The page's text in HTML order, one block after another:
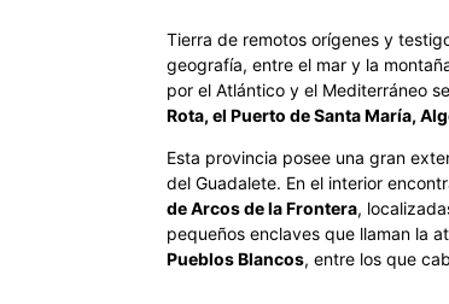
Tierra de remotos orígenes y
geografía, entre el mar y la
por el Atlántico y el Mediterráneo
Rota, el Puerto de Santa María,
Esta provincia posee una gran
del Guadalete. En el interior
de Arcos de la Frontera,
pequeños enclaves que llaman la
Pueblos Blancos, entre los que